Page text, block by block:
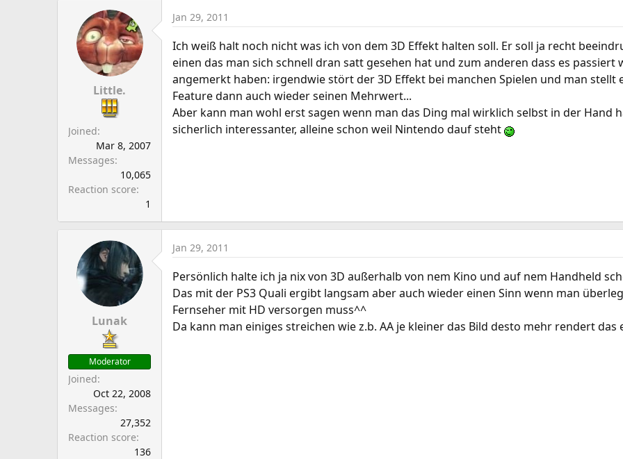
Little.
Joined
Mar 8, 2007
Messages
10,065
Reaction score
1
Jan 29, 2011
Ich weiß halt noch nicht was ich von dem 3D Effekt halten soll. Er soll ja recht
einen das man sich schnell dran satt gesehen hat und zum anderen dass es passiert
angemerkt haben: irgendwie stört der 3D Effekt bei manchen Spielen und man stellt
Feature dann auch wieder seinen Mehrwert...
Aber kann man wohl erst sagen wenn man das Ding mal wirklich selbst in der Hand
sicherlich interessanter, alleine schon weil Nintendo dauf steht
Lunak
Moderator
Joined
Oct 22, 2008
Messages
27,352
Reaction score
136
Jan 29, 2011
Persönlich halte ich ja nix von 3D außerhalb von nem Kino und auf nem Handheld
Das mit der PS3 Quali ergibt langsam aber auch wieder einen Sinn wenn man
Fernseher mit HD versorgen muss^^
Da kann man einiges streichen wie z.b. AA je kleiner das Bild desto mehr rendert das